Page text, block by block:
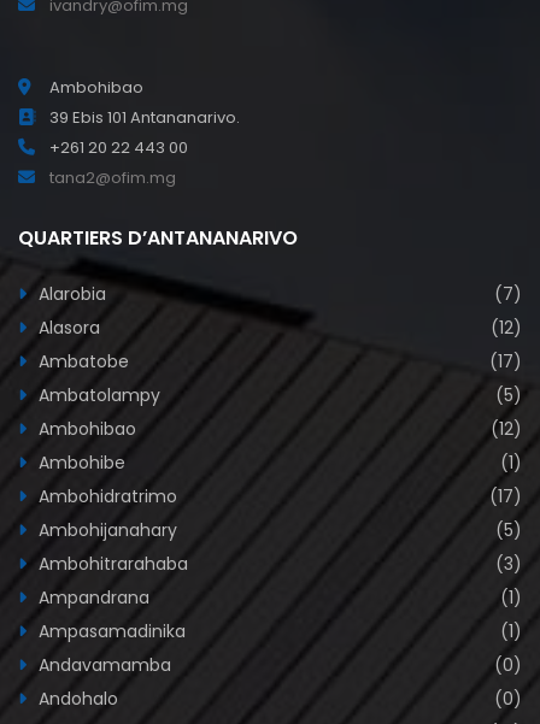
ivandry@ofim.mg
Ambohibao
39 Ebis 101 Antananarivo.
+261 20 22 443 00
tana2@ofim.mg
QUARTIERS D’ANTANANARIVO
Alarobia
(7)
Alasora
(12)
Ambatobe
(17)
Ambatolampy
(5)
Ambohibao
(12)
Ambohibe
(1)
Ambohidratrimo
(17)
Ambohijanahary
(5)
Ambohitrarahaba
(3)
Ampandrana
(1)
Ampasamadinika
(1)
Andavamamba
(0)
Andohalo
(0)